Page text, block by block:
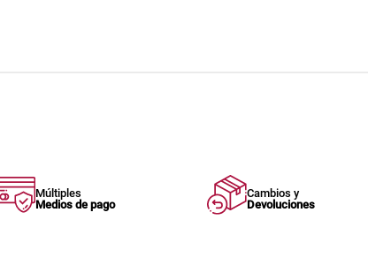
Múltiples
Medios de pago
Cambios y
Devoluciones